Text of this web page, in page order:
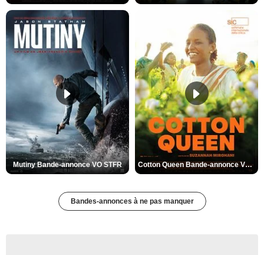
Mutiny Bande-annonce VO STFR Cotton Queen Bande-annonce VO STFR
Bandes-annonces à ne pas manquer